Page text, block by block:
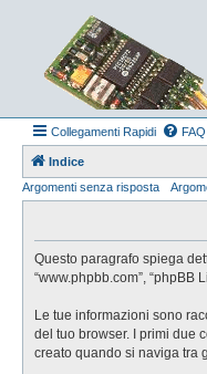
Collegamenti Rapidi FAQ
Indice
Argomenti senza risposta
Questo paragrafo spiega
“www.phpbb.com”, “phpBB
Le tue informazioni sono
del tuo browser. I primi due
creato quando si naviga tra